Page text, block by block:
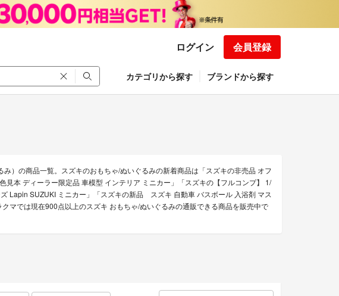
ログイン 会員登録
カテゴリから探す ブランドから探す
）の商品一覧。スズキのおもちゃ/ぬいぐるみの新着商品は「スズキの非売品 オフ
見本 ディーラー限定品 車模型 インテリア ミニカー」「スズキの【フルコンプ】 1/
Lapin SUZUKI ミニカー」「スズキの新品 スズキ 自動車 バスボール 入浴剤 マス
では現在900点以上のスズキ おもちゃ/ぬいぐるみの通販できる商品を販売中で